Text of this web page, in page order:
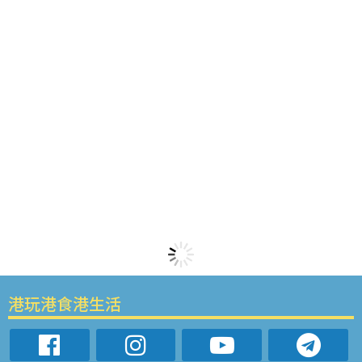
港玩港食港生活